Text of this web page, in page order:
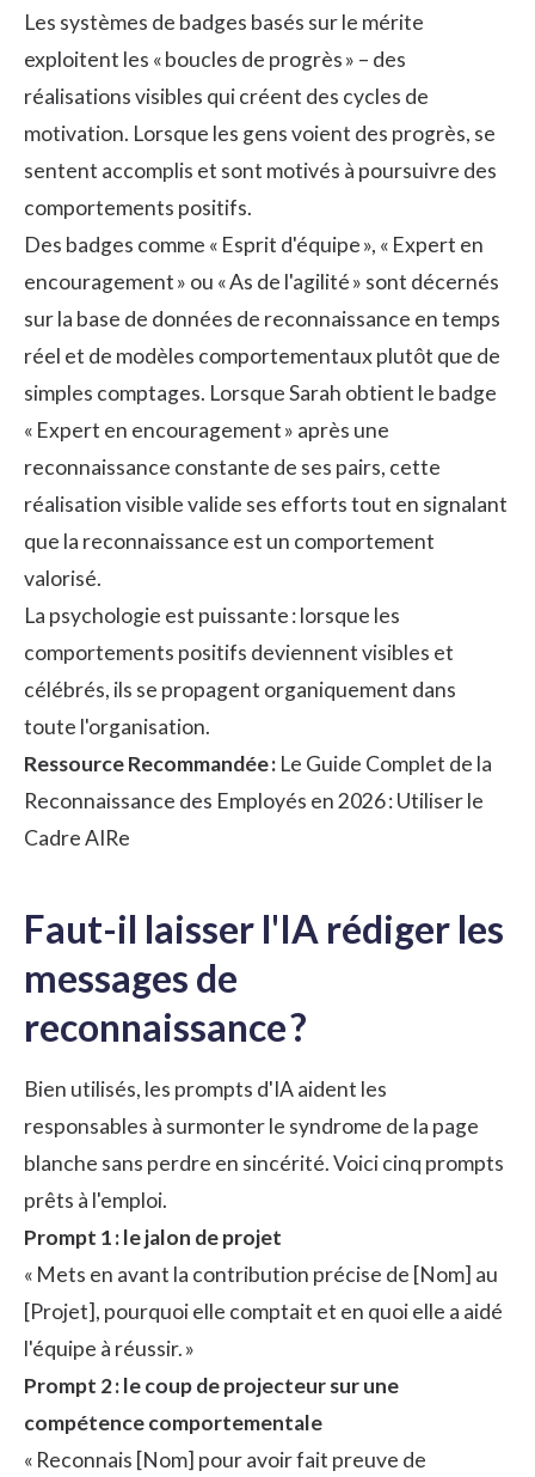
Les systèmes de badges basés sur le mérite
exploitent les « boucles de progrès » – des
réalisations visibles qui créent des cycles de
motivation. Lorsque les gens voient des progrès, se
sentent accomplis et sont motivés à poursuivre des
comportements positifs.
Des badges comme « Esprit d'équipe », « Expert en
encouragement » ou « As de l'agilité » sont décernés
sur la base de données de reconnaissance en temps
réel et de modèles comportementaux plutôt que de
simples comptages. Lorsque Sarah obtient le badge
« Expert en encouragement » après une
reconnaissance constante de ses pairs, cette
réalisation visible valide ses efforts tout en signalant
que la reconnaissance est un comportement
valorisé.
La psychologie est puissante : lorsque les
comportements positifs deviennent visibles et
célébrés, ils se propagent organiquement dans
toute l'organisation.
Ressource Recommandée : Le Guide Complet de la
Reconnaissance des Employés en 2026 : Utiliser le
Cadre AIRe
Faut-il laisser l'IA rédiger les
messages de
reconnaissance ?
Bien utilisés, les prompts d'IA aident les
responsables à surmonter le syndrome de la page
blanche sans perdre en sincérité. Voici cinq prompts
prêts à l'emploi.
Prompt 1 : le jalon de projet
« Mets en avant la contribution précise de [Nom] au
[Projet], pourquoi elle comptait et en quoi elle a aidé
l'équipe à réussir. »
Prompt 2 : le coup de projecteur sur une
compétence comportementale
« Reconnais [Nom] pour avoir fait preuve de